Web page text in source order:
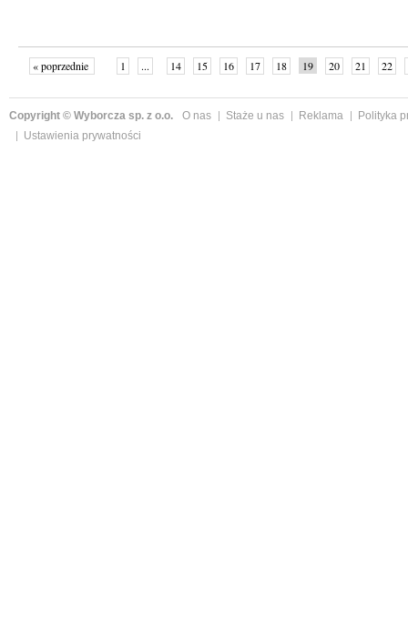
« poprzednie 1 ... 14 15 16 17 18 19 20 21 22
Copyright © Wyborcza sp. z o.o. O nas Staże u nas Reklama
Polityka
Ustawienia prywatności